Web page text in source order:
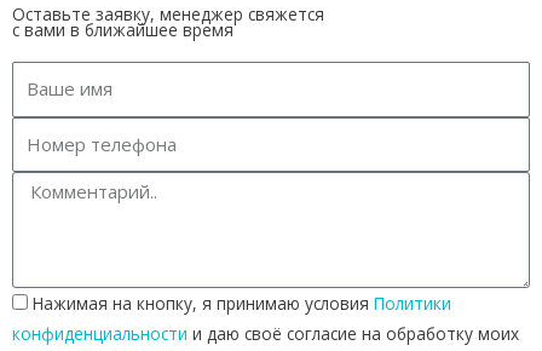
Оставьте заявку, менеджер свяжется
с вами в ближайшее время
Нажимая на кнопку, я принимаю условия Политики
конфиденциальности и даю своё согласие на обработку моих